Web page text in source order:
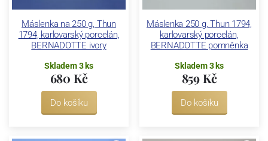
Máslenka na 250 g, Thun
1794, karlovarský porcelán,
BERNADOTTE ivory
Skladem 3 ks
680 Kč
Do košíku
Máslenka 250 g, Thun 1794,
karlovarský porcelán,
BERNADOTTE pomněnka
Skladem 3 ks
859 Kč
Do košíku